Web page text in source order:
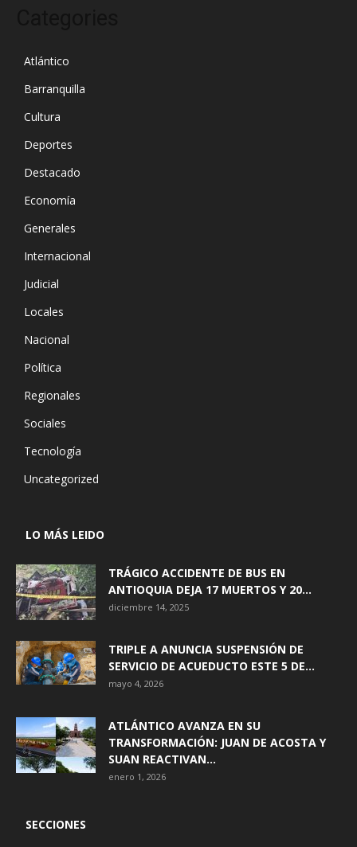
Atlántico
Barranquilla
Cultura
Deportes
Destacado
Economía
Generales
Internacional
Judicial
Locales
Nacional
Política
Regionales
Sociales
Tecnología
Uncategorized
LO MÁS LEIDO
TRÁGICO ACCIDENTE DE BUS EN
ANTIOQUIA DEJA 17 MUERTOS Y 20...
diciembre 14, 2025
TRIPLE A ANUNCIA SUSPENSIÓN DE
SERVICIO DE ACUEDUCTO ESTE 5 DE...
mayo 4, 2026
ATLÁNTICO AVANZA EN SU
TRANSFORMACIÓN: JUAN DE ACOSTA Y
SUAN REACTIVAN...
enero 1, 2026
SECCIONES